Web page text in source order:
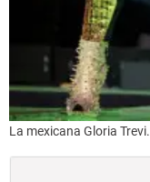
La mexicana Gloria Trevi.